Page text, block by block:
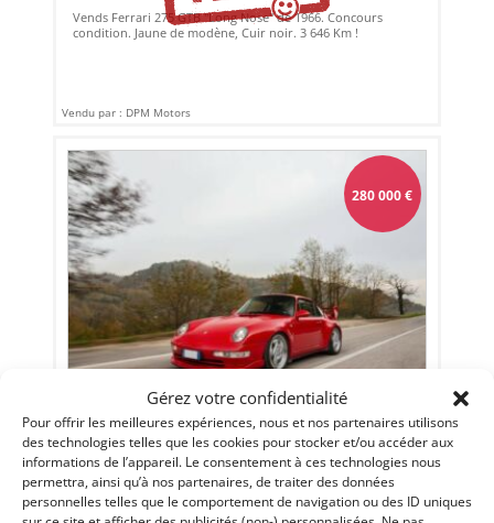
Gérez votre confidentialité
Pour offrir les meilleures expériences, nous et nos partenaires utilisons
des technologies telles que les cookies pour stocker et/ou accéder aux
informations de l’appareil. Le consentement à ces technologies nous
permettra, ainsi qu’à nos partenaires, de traiter des données
personnelles telles que le comportement de navigation ou des ID uniques
Vends Ferrari 275 GTB "Long Nose" de 1966. Concours
condition. Jaune de modène, Cuir noir. 3 646 Km !
Vendu par : DPM Motors
280 000€
PORSCHE 993 CARRERA RS (1996)
PADOVA (ITALIE)
8 juin 2020
904 vues